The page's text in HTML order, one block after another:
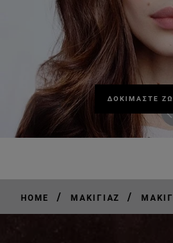
ΔΟΚΙΜΑΣΤΕ
HOME / ΜΑΚΙΓΙΆΖ /